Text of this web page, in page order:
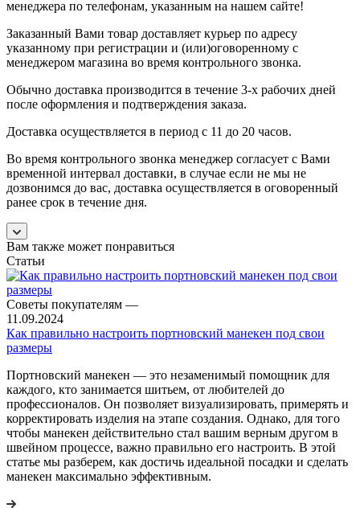
менеджера по телефонам, указанным на нашем сайте!
Заказанный Вами товар доставляет курьер по адресу
указанному при регистрации и (или)оговоренному с
менеджером магазина во время контрольного звонка.
Обычно доставка производится в течение 3-х рабочих дней
после оформления и подтверждения заказа.
Доставка осуществляется в период с 11 до 20 часов.
Во время контрольного звонка менеджер согласует с Вами
временной интервал доставки, в случае если не мы не
дозвонимся до вас, доставка осуществляется в оговоренный
ранее срок в течение дня.
Вам также может понравиться
Статьи
Советы покупателям —
11.09.2024
Как правильно настроить портновский манекен под свои
размеры
Портновский манекен — это незаменимый помощник для
каждого, кто занимается шитьем, от любителей до
профессионалов. Он позволяет визуализировать, примерять и
корректировать изделия на этапе создания. Однако, для того
чтобы манекен действительно стал вашим верным другом в
швейном процессе, важно правильно его настроить. В этой
статье мы разберем, как достичь идеальной посадки и сделать
манекен максимально эффективным.